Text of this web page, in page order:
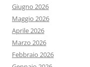
Giugno 2026
Maggio 2026
Aprile 2026
Marzo 2026
Febbraio 2026